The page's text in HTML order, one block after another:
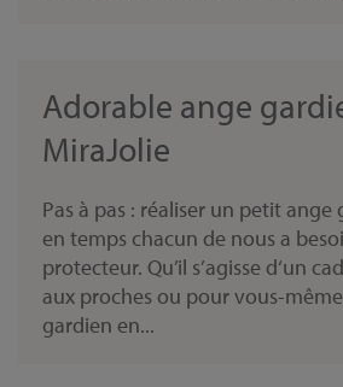
Adorable ange
MiraJolie
Pas à pas : réaliser un petit
en temps chacun de nous a
protecteur. Qu’il s’agisse d‘un
aux proches ou pour vous-
gardien en...